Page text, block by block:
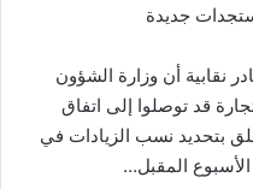
جديدة
نقابية أن وزارة الشؤون
قد توصلوا إلى اتفاق
بتحديد نسب الزيادات في
المقبل…